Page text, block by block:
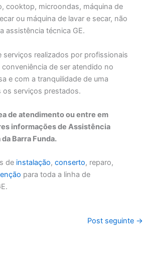
cooktop, microondas, máquina de
ou máquina de lavar e secar, não
assistência técnica GE.
serviços realizados por profissionais
de ser atendido no
e com a tranquilidade de uma
os serviços prestados.
de atendimento ou entre em
informações de Assistência
Barra Funda.
de instalação,conserto, reparo,
para toda a linha de
Post seguinte →